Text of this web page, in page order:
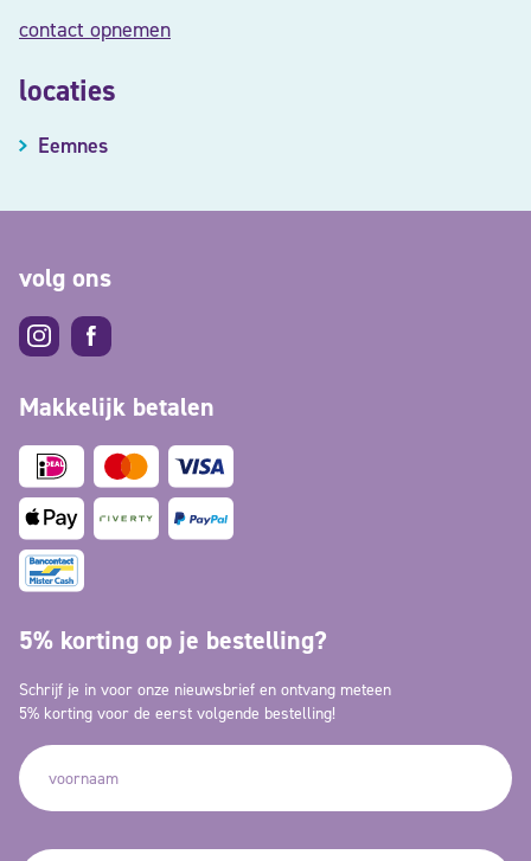
contact opnemen
locaties
Eemnes
volg ons
Makkelijk betalen
5% korting op je bestelling?
Schrijf je in voor onze nieuwsbrief en ontvang meteen
5% korting voor de eerst volgende bestelling!